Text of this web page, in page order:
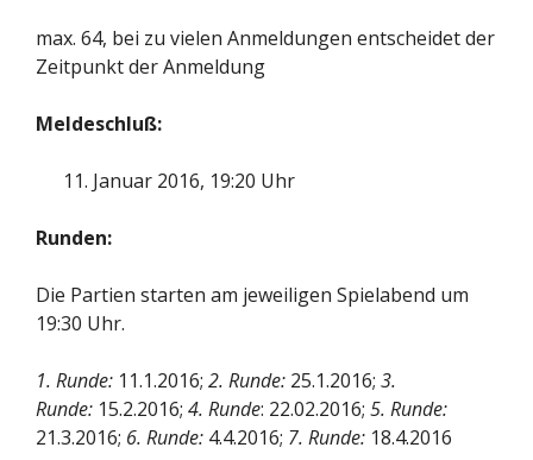
max. 64, bei zu vielen Anmeldungen entscheidet der
Zeitpunkt der Anmeldung
Meldeschluß:
Januar 2016, 19:20 Uhr
Runden:
Die Partien starten am jeweiligen Spielabend um
19:30 Uhr.
1. Runde: 11.1.2016; 2. Runde: 25.1.2016; 3.
Runde: 15.2.2016; 4. Runde: 22.02.2016; 5. Runde:
21.3.2016; 6. Runde: 4.4.2016; 7. Runde: 18.4.2016